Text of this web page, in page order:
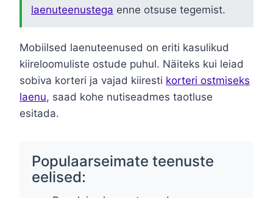
laenuteenustega enne otsuse tegemist.
Mobiilsed laenuteenused on eriti kasulikud
kiireloomuliste ostude puhul. Näiteks kui leiad
sobiva korteri ja vajad kiiresti korteri ostmiseks
laenu, saad kohe nutiseadmes taotluse
esitada.
Populaarseimate teenuste
eelised: